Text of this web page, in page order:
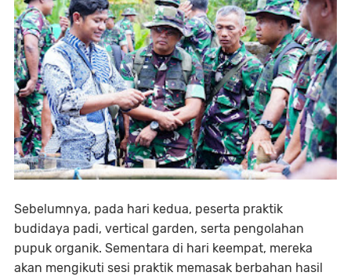
Sebelumnya, pada hari kedua, peserta praktik
budidaya padi, vertical garden, serta pengolahan
pupuk organik. Sementara di hari keempat, mereka
akan mengikuti sesi praktik memasak berbahan hasil